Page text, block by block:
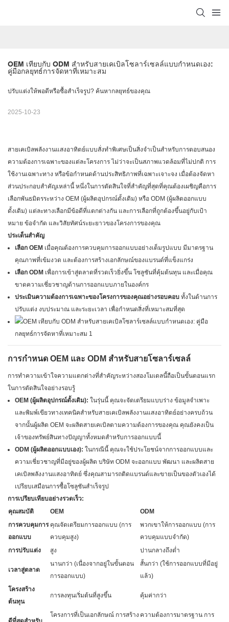
OEM เทียบกับ ODM สำหรับสายเคเบิลโซลาร์เซลล์แบบกำหนดเอง:
คู่มือกลยุทธ์การจัดหาที่เหมาะสม
ปรับแต่งให้พอดีหรือซื้อสำเร็จรูป? ค้นหากลยุทธ์ของคุณ
2025-10-23
สายเคเบิลพลังงานแสงอาทิตย์แบบสั่งทำพิเศษเป็นสิ่งจำเป็นสำหรับการตอบสนอง
ความต้องการเฉพาะของแต่ละโครงการ ไม่ว่าจะเป็นสภาพแวดล้อมที่ไม่ปกติ การ
ใช้งานเฉพาะทาง หรือข้อกำหนดด้านประสิทธิภาพที่เฉพาะเจาะจง เมื่อต้องจัดหา
ส่วนประกอบสำคัญเหล่านี้ หนึ่งในการตัดสินใจที่สำคัญที่สุดที่คุณต้องเผชิญคือการ
เลือกพันธมิตรระหว่าง OEM (ผู้ผลิตอุปกรณ์ดั้งเดิม) หรือ ODM (ผู้ผลิตออกแบบ
ดั้งเดิม) แต่ละทางเลือกมีข้อดีที่แตกต่างกัน และการเลือกที่ถูกต้องขึ้นอยู่กับเป้า
หมาย ข้อจำกัด และวิสัยทัศน์ระยะยาวของโครงการของคุณ
ประเด็นสำคัญ
เลือก OEM เมื่อคุณต้องการควบคุมการออกแบบอย่างเต็มรูปแบบ มีมาตรฐาน
คุณภาพที่เข้มงวด และต้องการสร้างเอกลักษณ์ของแบรนด์ที่แข็งแกร่ง
เลือก ODM เพื่อการเข้าสู่ตลาดที่รวดเร็วยิ่งขึ้น โซลูชันที่คุ้มต้นทุน และเมื่อคุณ
ขาดความเชี่ยวชาญด้านการออกแบบภายในองค์กร
ประเมินความต้องการเฉพาะของโครงการของคุณอย่างรอบคอบ ทั้งในด้านการ
ปรับแต่ง งบประมาณ และระยะเวลา เพื่อกำหนดสิ่งที่เหมาะสมที่สุด
การกำหนด OEM และ ODM สำหรับสายโซลาร์เซลล์
การทำความเข้าใจความแตกต่างที่สำคัญระหว่างสองโมเดลนี้ถือเป็นขั้นตอนแรก
ในการตัดสินใจอย่างรอบรู้
OEM (ผู้ผลิตอุปกรณ์ดั้งเดิม): ในรุ่นนี้ คุณจะจัดเตรียมแบบร่าง ข้อมูลจำเพาะ
และพิมพ์เขียวทางเทคนิคสำหรับสายเคเบิลพลังงานแสงอาทิตย์อย่างครบถ้วน
จากนั้นผู้ผลิต OEM จะผลิตสายเคเบิลตามความต้องการของคุณ คุณยังคงเป็น
เจ้าของทรัพย์สินทางปัญญาทั้งหมดสำหรับการออกแบบนี้
ODM (ผู้ผลิตออกแบบเอง): ในกรณีนี้ คุณจะใช้ประโยชน์จากการออกแบบและ
ความเชี่ยวชาญที่มีอยู่ของผู้ผลิต บริษัท ODM จะออกแบบ พัฒนา และผลิตสาย
เคเบิลพลังงานแสงอาทิตย์ ซึ่งคุณสามารถติดแบรนด์และขายเป็นของตัวเองได้
เปรียบเสมือนการซื้อโซลูชันสำเร็จรูป
การเปรียบเทียบอย่างรวดเร็ว:
คุณสมบัติ
OEM
ODM
การควบคุมการ
ออกแบบ
คุณจัดเตรียมการออกแบบ (การ
ควบคุมสูง)
พวกเขาให้การออกแบบ (การ
ควบคุมแบบจำกัด)
การปรับแต่ง
สูง ปานกลางถึงต่ำ
เวลาสู่ตลาด
นานกว่า (เนื่องจากอยู่ในขั้นตอน
การออกแบบ)
สั้นกว่า (ใช้การออกแบบที่มีอยู่
แล้ว)
โครงสร้าง
ต้นทุน
การลงทุนเริ่มต้นที่สูงขึ้น คุ้มค่ากว่า
โครงการที่เป็นเอกลักษณ์ การสร้าง ความต้องการมาตรฐาน การ